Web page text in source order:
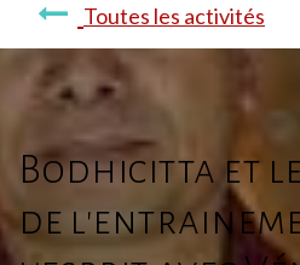
Toutes les activités
Bodhicitta et
de